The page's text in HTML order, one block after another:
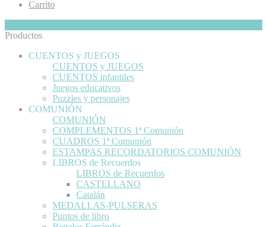
Carrito
Productos
CUENTOS y JUEGOS
CUENTOS y JUEGOS
CUENTOS infantiles
Juegos educativos
Puzzles y personajes
COMUNIÓN
COMUNIÓN
COMPLEMENTOS 1ª Comunión
CUADROS 1ª Comunión
ESTAMPAS RECORDATORIOS COMUNIÓN
LIBROS de Recuerdos
LIBROS de Recuerdos
CASTELLANO
Catalán
MEDALLAS-PULSERAS
Puntos de libro